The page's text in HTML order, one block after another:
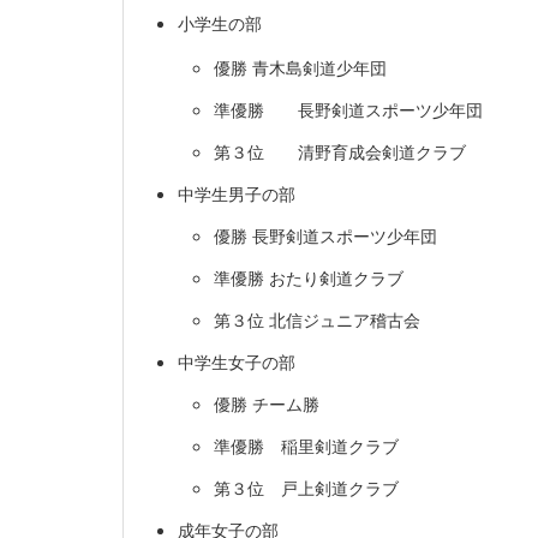
小学生の部
優勝 青木島剣道少年団
準優勝 長野剣道スポー
第３位 清野育成会剣道
中学生男子の部
優勝 長野剣道スポーツ少年団
準優勝 おたり剣道クラブ
第３位 北信ジュニア稽古会
中学生女子の部
優勝 チーム勝
準優勝 稲里剣道クラブ
第３位 戸上剣道クラブ
成年女子の部